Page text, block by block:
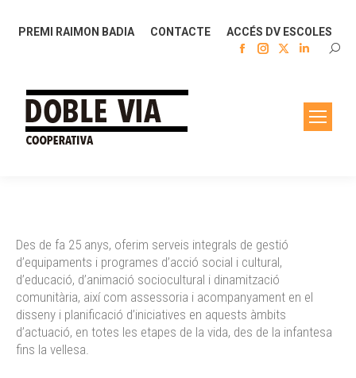
PREMI RAIMON BADIA CONTACTE ACCÉS DV ESCOLES
Facebook
Instagram
window
new
window
Linkedin
in
new
window
Des de fa 25 anys, oferim serveis integrals de gestió
d’equipaments i programes d’acció social i cultural,
d’educació, d’animació sociocultural i dinamització
comunitària, així com assessoria i acompanyament en el
disseny i planificació d’iniciatives en aquests àmbits
d’actuació, en totes les etapes de la vida, des de la infantesa
fins la vellesa.